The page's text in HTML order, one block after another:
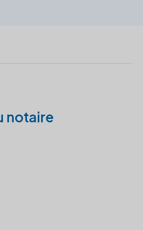
notaire